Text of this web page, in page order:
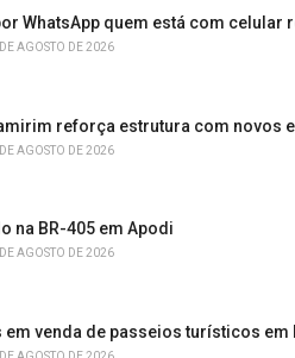
WhatsApp quem está com celular
AGOSTO DE 2026
reforça estrutura com novos
AGOSTO DE 2026
na BR-405 em Apodi
AGOSTO DE 2026
venda de passeios turísticos em